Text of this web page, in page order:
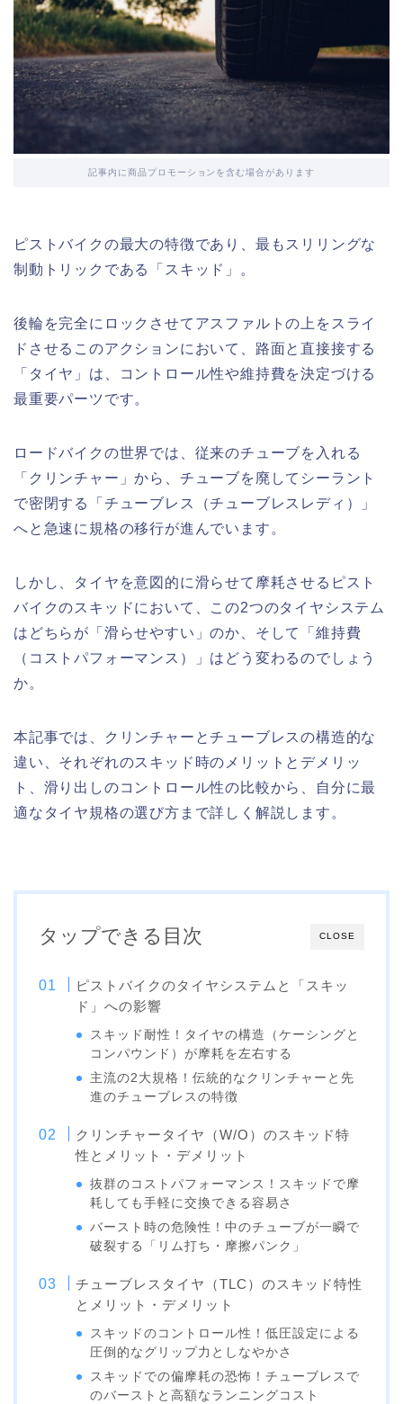
記事内に商品プロモーションを含む場合があります
ピストバイクの最大の特徴であり、最もスリリングな
制動トリックである「スキッド」。
後輪を完全にロックさせてアスファルトの上をスライ
ドさせるこのアクションにおいて、路面と直接接する
「タイヤ」は、コントロール性や維持費を決定づける
最重要パーツです。
ロードバイクの世界では、従来のチューブを入れる
「クリンチャー」から、チューブを廃してシーラント
で密閉する「チューブレス（チューブレスレディ）」
へと急速に規格の移行が進んでいます。
しかし、タイヤを意図的に滑らせて摩耗させるピスト
バイクのスキッドにおいて、この2つのタイヤシステム
はどちらが「滑らせやすい」のか、そして「維持費
（コストパフォーマンス）」はどう変わるのでしょう
か。
本記事では、クリンチャーとチューブレスの構造的な
違い、それぞれのスキッド時のメリットとデメリッ
ト、滑り出しのコントロール性の比較から、自分に最
適なタイヤ規格の選び方まで詳しく解説します。
CLOSE
タップできる目次
ピストバイクのタイヤシステムと「スキッ
ド」への影響
スキッド耐性！タイヤの構造（ケーシングと
コンパウンド）が摩耗を左右する
主流の2大規格！伝統的なクリンチャーと先
進のチューブレスの特徴
クリンチャータイヤ（W/O）のスキッド特
性とメリット・デメリット
抜群のコストパフォーマンス！スキッドで摩
耗しても手軽に交換できる容易さ
バースト時の危険性！中のチューブが一瞬で
破裂する「リム打ち・摩擦パンク」
チューブレスタイヤ（TLC）のスキッド特性
とメリット・デメリット
スキッドのコントロール性！低圧設定による
圧倒的なグリップ力としなやかさ
スキッドでの偏摩耗の恐怖！チューブレスで
のバーストと高額なランニングコスト